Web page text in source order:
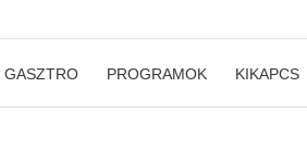
GASZTRO PROGRAMOK KIKAPCS